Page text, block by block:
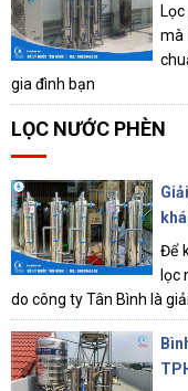
mà
gia đình bạn
LỌC NƯỚC PHÈN
Để
lọc
do công ty Tân Bình là